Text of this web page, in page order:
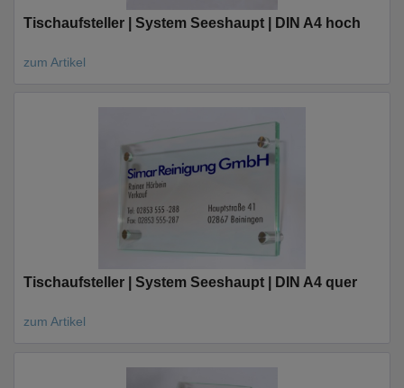
Tischaufsteller | System Seeshaupt | DIN A4 hoch
zum Artikel
Tischaufsteller | System Seeshaupt | DIN A4 quer
zum Artikel